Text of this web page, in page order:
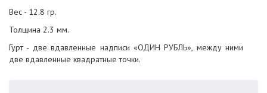
Вес - 12.8 гр.
Толщина 2.3 мм.
Гурт - две вдавленные надписи «ОДИН РУБЛЬ», между ними
две вдавленные квадратные точки.